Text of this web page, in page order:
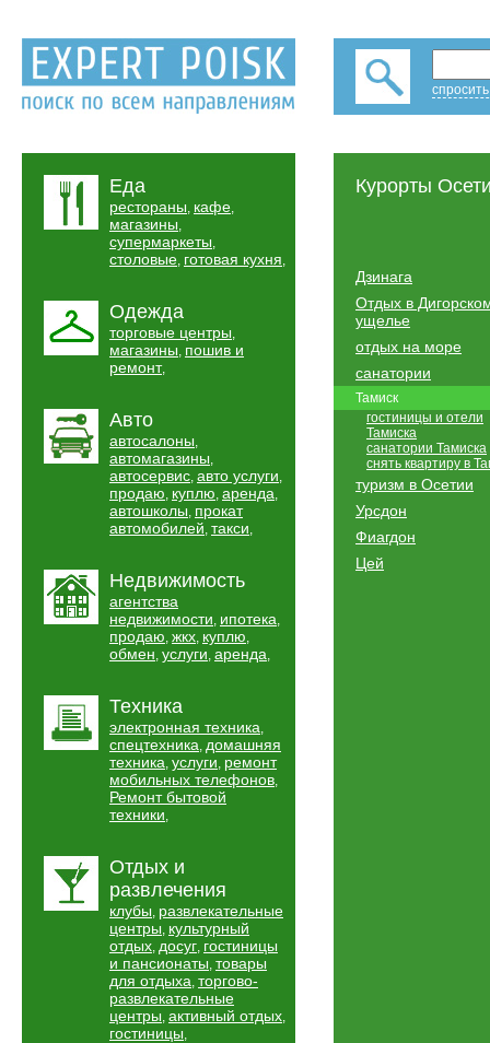
Еда
рестораны, кафе,
магазины,
супермаркеты,
столовые, готовая кухня,
Одежда
торговые центры,
магазины, пошив и
ремонт,
Авто
автосалоны,
автомагазины,
автосервис, авто услуги,
продаю, куплю, аренда,
автошколы, прокат
автомобилей, такси,
Недвижимость
агентства
недвижимости, ипотека,
продаю, жкх, куплю,
обмен, услуги, аренда,
Техника
электронная техника,
спецтехника, домашняя
техника, услуги, ремонт
мобильных телефонов,
Ремонт бытовой
техники,
Отдых и
развлечения
клубы, развлекательные
центры, культурный
отдых, досуг, гостиницы
и пансионаты, товары
для отдыха, торгово-
развлекательные
центры, активный отдых,
гостиницы,
Курорты
Дзинага
Отдых в
ущелье
отдых на море
санатории
Тамиск
гостиницы и отели
Тамиска
санатории Тамиска
снять квартиру в
туризм в Осетии
Урсдон
Фиагдон
Цей